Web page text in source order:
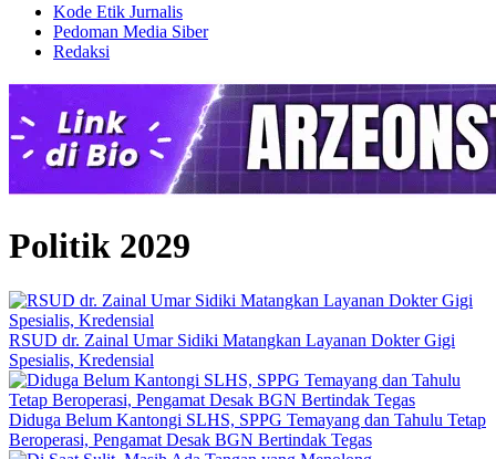
Kode Etik Jurnalis
Pedoman Media Siber
Redaksi
Politik 2029
RSUD dr. Zainal Umar Sidiki Matangkan Layanan Dokter Gigi
Spesialis, Kredensial
Diduga Belum Kantongi SLHS, SPPG Temayang dan Tahulu Tetap
Beroperasi, Pengamat Desak BGN Bertindak Tegas